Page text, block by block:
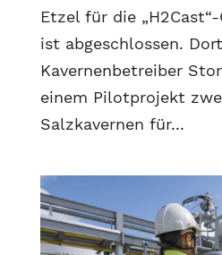
Etzel für die
ist abgeschlossen.
Kavernenbetreiber
einem Pilotprojekt
Salzkavernen für...